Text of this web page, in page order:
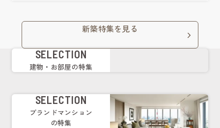
新築特集を見る
SELECTION
建物・お部屋の特集
SELECTION
ブランドマンション
の特集